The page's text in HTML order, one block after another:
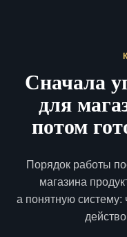
Сначала
для
потом
Порядок работы
магазина
а понятную систему: